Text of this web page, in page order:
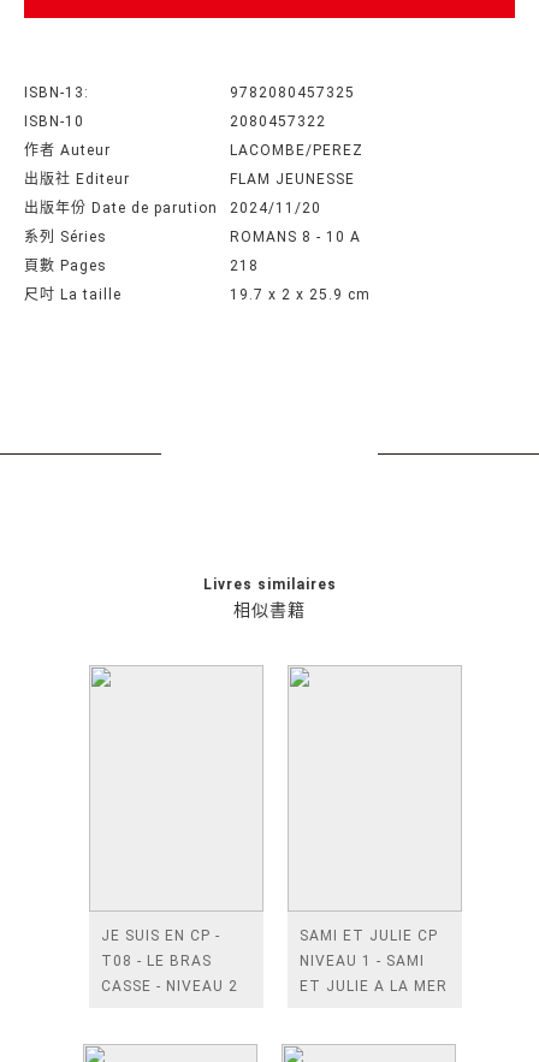
ISBN-13:
9782080457325
ISBN-10
2080457322
作者 Auteur
LACOMBE/PEREZ
出版社 Editeur
FLAM JEUNESSE
出版年份 Date de parution
2024/11/20
系列 Séries
ROMANS 8 - 10 A
頁數 Pages
218
尺吋 La taille
19.7 x 2 x 25.9 cm
相似書籍
Livres similaires
JE SUIS EN CP -
T08 - LE BRAS
CASSE - NIVEAU 2
SAMI ET JULIE CP
NIVEAU 1 - SAMI
ET JULIE A LA MER